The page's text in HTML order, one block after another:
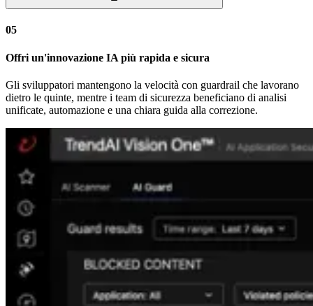
05
Offri un'innovazione IA più rapida e sicura
Gli sviluppatori mantengono la velocità con guardrail che lavorano
dietro le quinte, mentre i team di sicurezza beneficiano di analisi
unificate, automazione e una chiara guida alla correzione.